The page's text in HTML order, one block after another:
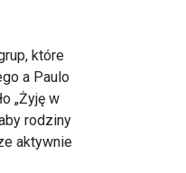
które
a Paulo
„Żyję w
rodziny
aktywnie